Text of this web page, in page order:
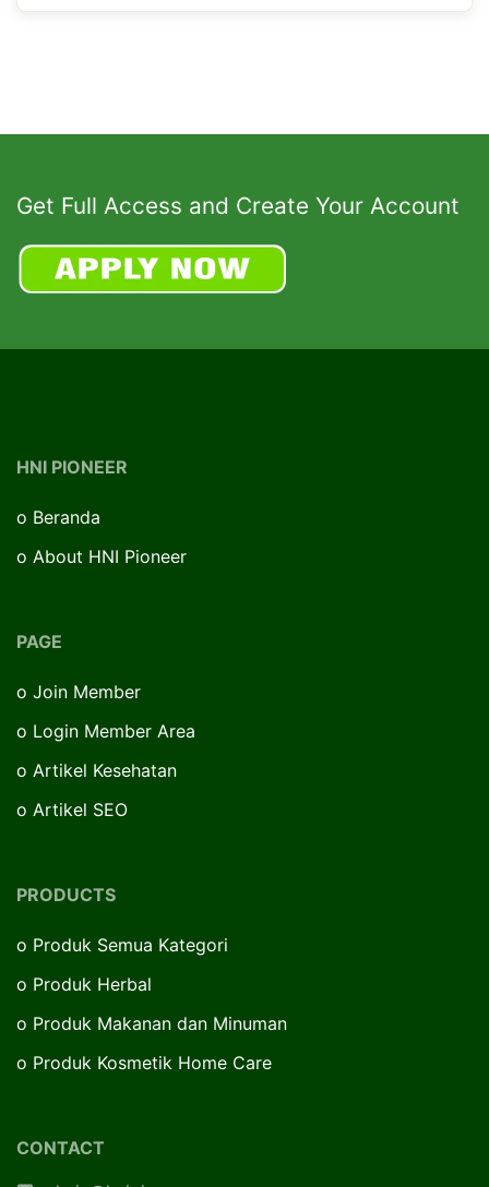
Get Full Access and Create Your Account
HNI PIONEER
o Beranda
o About HNI Pioneer
PAGE
o Join Member
o Login Member Area
o Artikel Kesehatan
o Artikel SEO
PRODUCTS
o Produk Semua Kategori
o Produk Herbal
o Produk Makanan dan Minuman
o Produk Kosmetik Home Care
CONTACT